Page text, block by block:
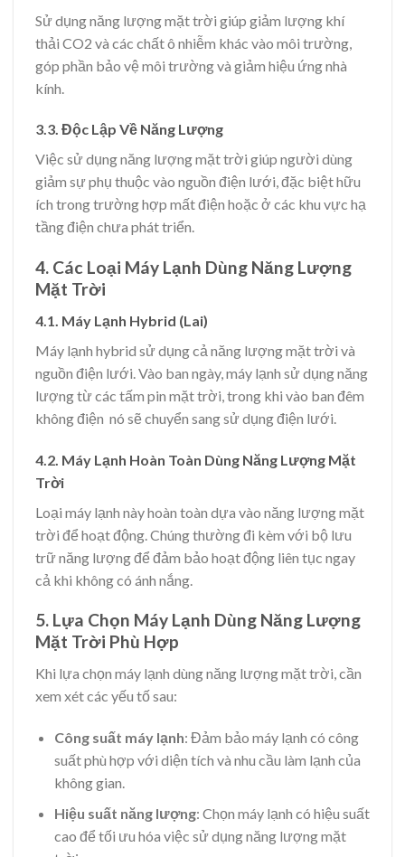
Sử dụng năng lượng mặt trời giúp giảm lượng khí
thải CO2 và các chất ô nhiễm khác vào môi trường,
góp phần bảo vệ môi trường và giảm hiệu ứng nhà
kính.
3.3. Độc Lập Về Năng Lượng
Việc sử dụng năng lượng mặt trời giúp người dùng
giảm sự phụ thuộc vào nguồn điện lưới, đặc biệt hữu
ích trong trường hợp mất điện hoặc ở các khu vực hạ
tầng điện chưa phát triển.
4. Các Loại Máy Lạnh Dùng Năng Lượng
Mặt Trời
4.1. Máy Lạnh Hybrid (Lai)
Máy lạnh hybrid sử dụng cả năng lượng mặt trời và
nguồn điện lưới. Vào ban ngày, máy lạnh sử dụng năng
lượng từ các tấm pin mặt trời, trong khi vào ban đêm
không điện nó sẽ chuyển sang sử dụng điện lưới.
4.2. Máy Lạnh Hoàn Toàn Dùng Năng Lượng Mặt
Trời
Loại máy lạnh này hoàn toàn dựa vào năng lượng mặt
trời để hoạt động. Chúng thường đi kèm với bộ lưu
trữ năng lượng để đảm bảo hoạt động liên tục ngay
cả khi không có ánh nắng.
5. Lựa Chọn Máy Lạnh Dùng Năng Lượng
Mặt Trời Phù Hợp
Khi lựa chọn máy lạnh dùng năng lượng mặt trời, cần
xem xét các yếu tố sau:
Công suất máy lạnh: Đảm bảo máy lạnh có công
suất phù hợp với diện tích và nhu cầu làm lạnh của
không gian.
Hiệu suất năng lượng: Chọn máy lạnh có hiệu suất
cao để tối ưu hóa việc sử dụng năng lượng mặt